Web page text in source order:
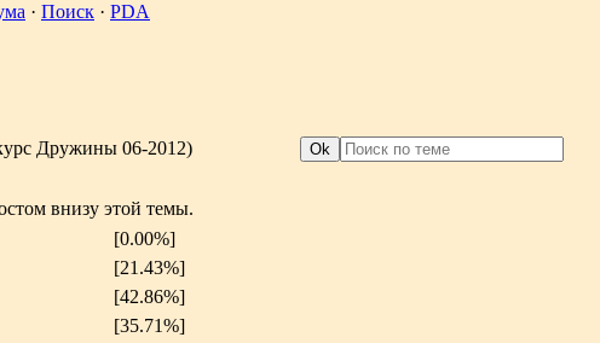
· Поиск · PDA
Дружины 06-2012)
внизу этой темы.
[0.00%]
[21.43%]
[42.86%]
[35.71%]